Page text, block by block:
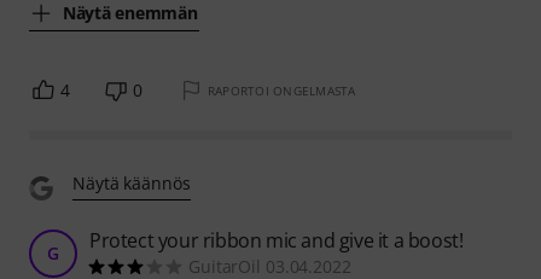
Näytä enemmän
4 0 RAPORTOI ONGELMASTA
Näytä käännös
G Protect your ribbon mic and give it a boost!
GuitarOil 03.04.2022